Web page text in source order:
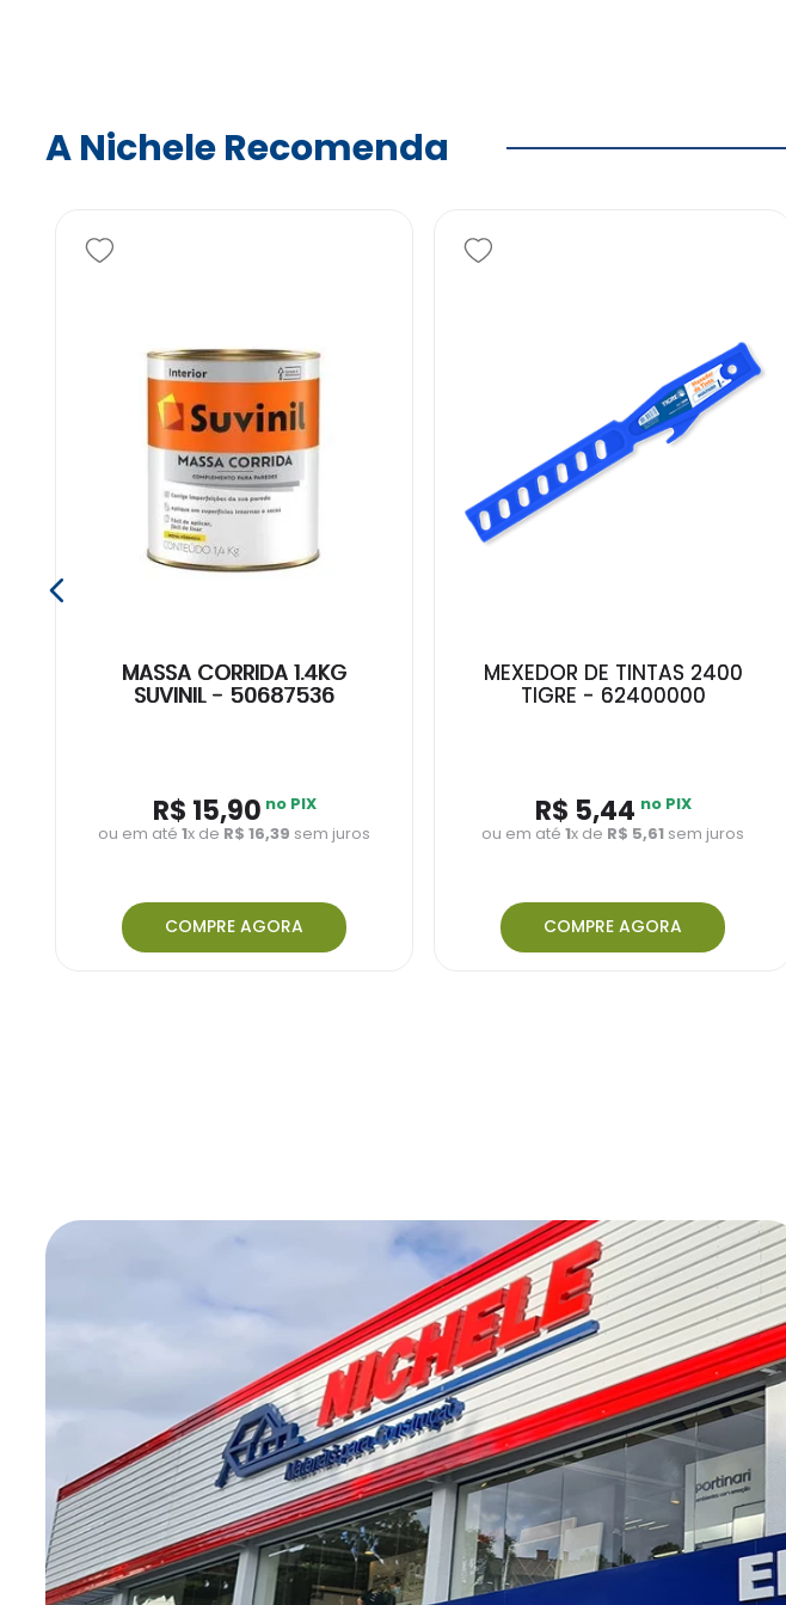
A Nichele Recomenda
MASSA CORRIDA 1.4KG
SUVINIL - 50687536
R$ 15,90 no PIX
ou em até1x de R$ 16,39 sem juros
COMPRE AGORA
MEXEDOR DE TINTAS 2400
TIGRE - 62400000
R$ 5,44 no PIX
ou em até1x de R$ 5,61 sem juros
COMPRE AGORA